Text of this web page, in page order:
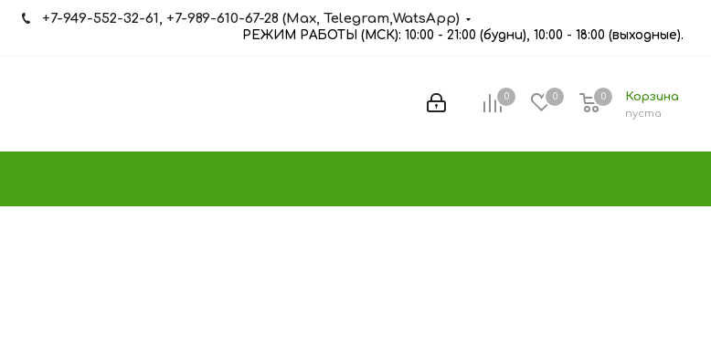
+7-949-552-32-61, +7-989-610-67-28 (Max, Telegram,WatsApp)
РЕЖИМ РАБОТЫ (МСК): 10:00 - 21:00 (будни), 10:00 - 18:00 (выходные).
0 0 Корзина
пуста
0